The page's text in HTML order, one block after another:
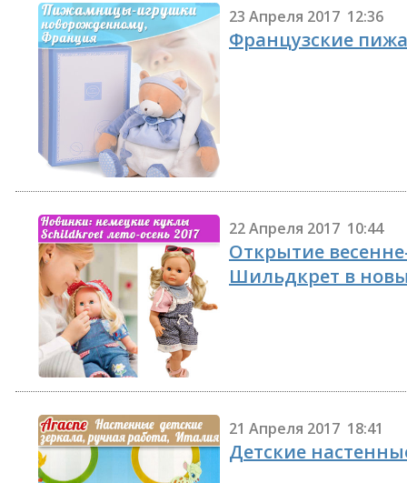
23 Апреля 2017 12:36
Французские
22 Апреля 2017 10:44
Открытие
Шильдкрет в
21 Апреля 2017 18:41
Детские